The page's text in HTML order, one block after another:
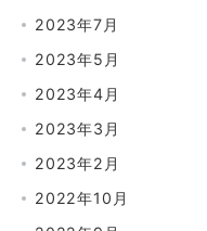
2023年7月
2023年5月
2023年4月
2023年3月
2023年2月
2022年10月